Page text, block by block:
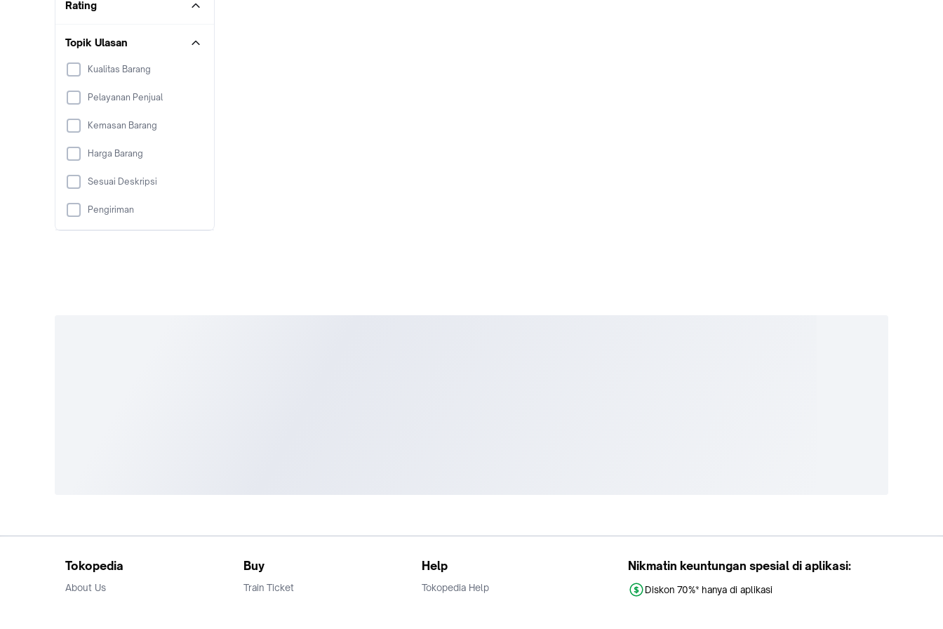
Rating
Topik Ulasan
Kualitas Barang
Pelayanan Penjual
Kemasan Barang
Harga Barang
Sesuai Deskripsi
Pengiriman
Tokopedia
About Us
Buy
Train Ticket
Help
Tokopedia Help
Nikmatin keuntungan spesial di aplikasi:
Diskon 70%* hanya di aplikasi